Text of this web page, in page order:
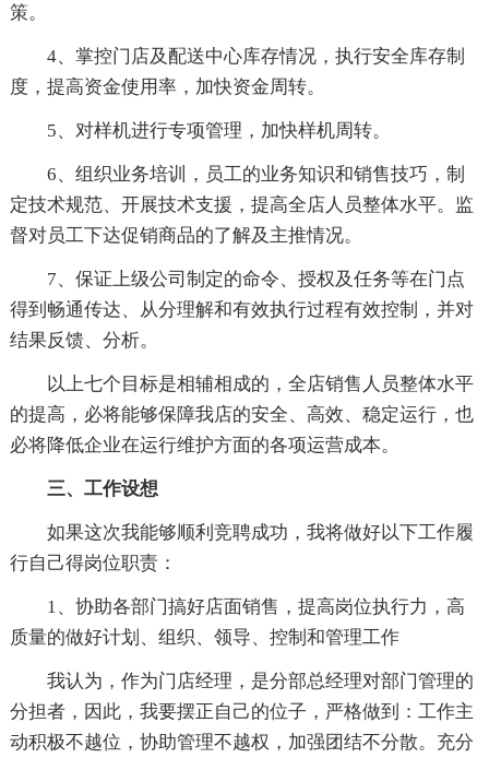
策。
4、掌控门店及配送中心库存情况，执行安全库存制
度，提高资金使用率，加快资金周转。
5、对样机进行专项管理，加快样机周转。
6、组织业务培训，员工的业务知识和销售技巧，制
定技术规范、开展技术支援，提高全店人员整体水平。监
督对员工下达促销商品的了解及主推情况。
7、保证上级公司制定的命令、授权及任务等在门点
得到畅通传达、从分理解和有效执行过程有效控制，并对
结果反馈、分析。
以上七个目标是相辅相成的，全店销售人员整体水平
的提高，必将能够保障我店的安全、高效、稳定运行，也
必将降低企业在运行维护方面的各项运营成本。
三、工作设想
如果这次我能够顺利竞聘成功，我将做好以下工作履
行自己得岗位职责：
1、协助各部门搞好店面销售，提高岗位执行力，高
质量的做好计划、组织、领导、控制和管理工作
我认为，作为门店经理，是分部总经理对部门管理的
分担者，因此，我要摆正自己的位子，严格做到：工作主
动积极不越位，协助管理不越权，加强团结不分散。充分